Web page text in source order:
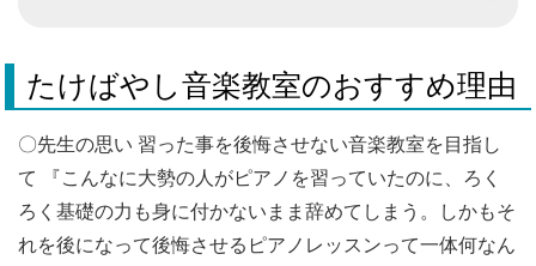
たけばやし音楽教室のおすすめ理由
〇先生の思い 習った事を後悔させない音楽教室を目指し
て 『こんなに大勢の人がピアノを習っていたのに、ろく
ろく基礎の力も身に付かないまま辞めてしまう。しかもそ
れを後になって後悔させるピアノレッスンって一体何なん